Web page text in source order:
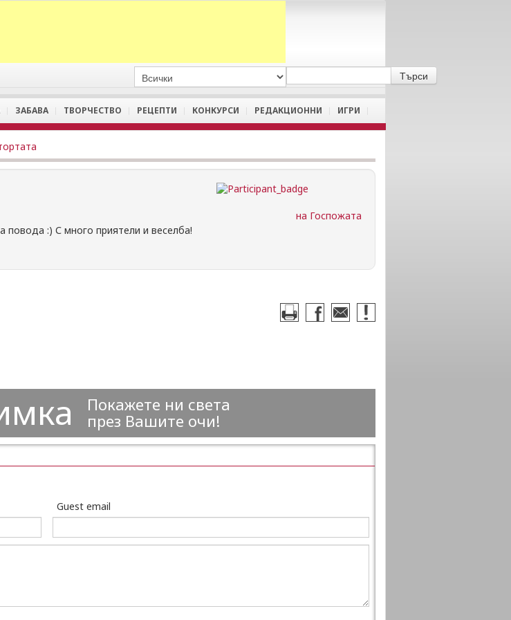
ЗАБАВА ТВОРЧЕСТВО РЕЦЕПТИ КОНКУРСИ РЕДАКЦИОННИ ИГРИ
на Госпожата
повода :) С много приятели и веселба!
Покажете ни света
през Вашите очи!
Guest email